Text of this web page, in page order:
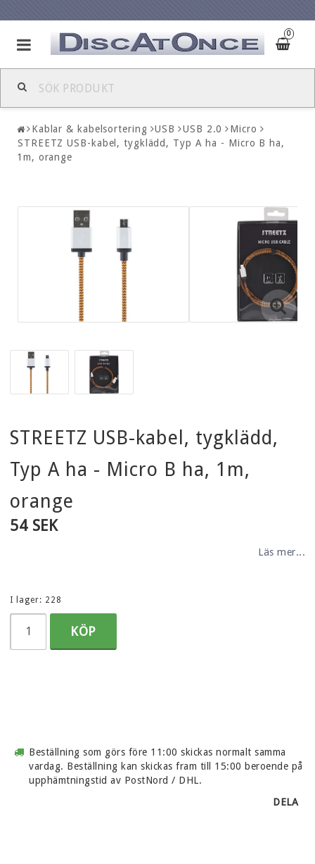
0
Kablar & kabelsortering USB USB 2.0
Micro
STREETZ USB-kabel, tygklädd, Typ A ha - Micro B ha,
1m, orange
STREETZ USB-kabel, tygklädd,
Typ A ha - Micro B ha, 1m,
orange
54 SEK
Läs mer...
I lager: 228
KÖP
Beställning som görs före 11:00 skickas normalt samma
vardag. Beställning kan skickas fram till 15:00 beroende på
upphämtningstid av PostNord / DHL.
DELA